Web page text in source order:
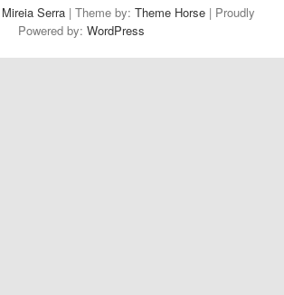
Mireia Serra | Theme by:Theme Horse | Proudly
Powered by: WordPress